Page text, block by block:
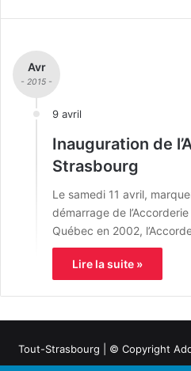
Avr
- 2015 -
9 avril
Inauguration de
Strasbourg
Le samedi 11 avril,
démarrage de
Québec en 2002,
Lire la suite »
Tout-Strasbourg | © Copyright